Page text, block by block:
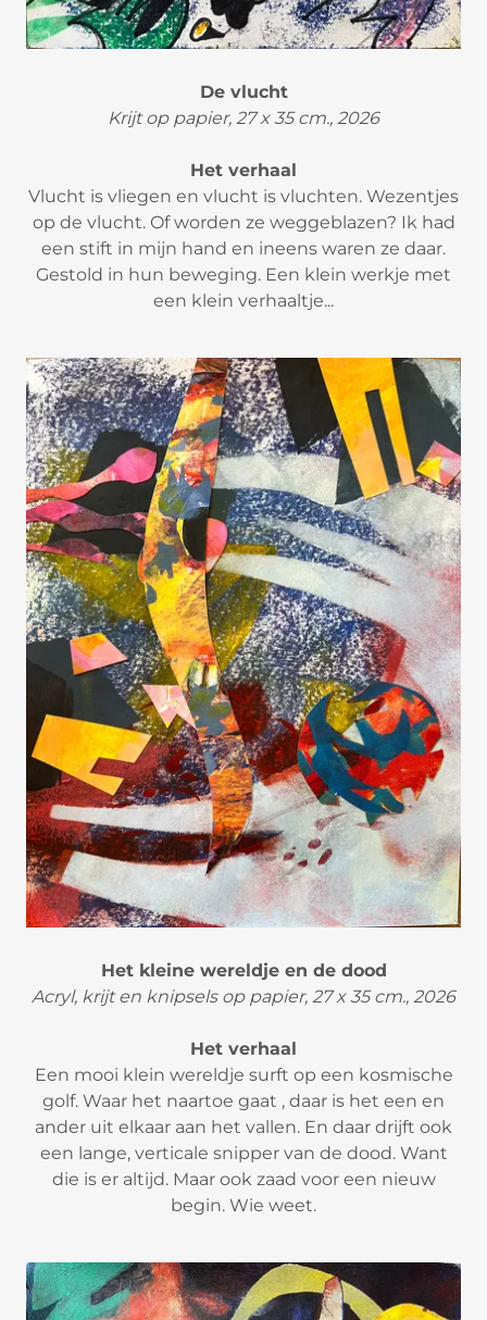
De vlucht
Krijt op papier, 27 x 35 cm., 2026
Het verhaal
Vlucht is vliegen en vlucht is vluchten. Wezentjes
op de vlucht. Of worden ze weggeblazen? Ik had
een stift in mijn hand en ineens waren ze daar.
Gestold in hun beweging. Een klein werkje met
een klein verhaaltje...
Het kleine wereldje en de dood
Acryl, krijt en knipsels op papier, 27 x 35 cm., 2026
Het verhaal
Een mooi klein wereldje surft op een kosmische
golf. Waar het naartoe gaat , daar is het een en
ander uit elkaar aan het vallen. En daar drijft ook
een lange, verticale snipper van de dood. Want
die is er altijd. Maar ook zaad voor een nieuw
begin. Wie weet.